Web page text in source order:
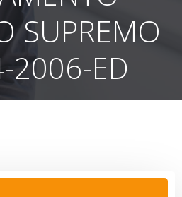
SUPREMO
2006-ED